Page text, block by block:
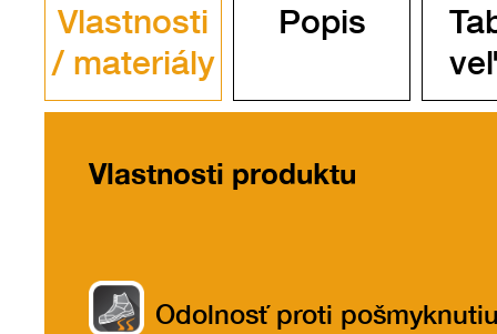
Vlastnosti
/ materiály
Popis
Vlastnosti produktu
Odolnosť proti